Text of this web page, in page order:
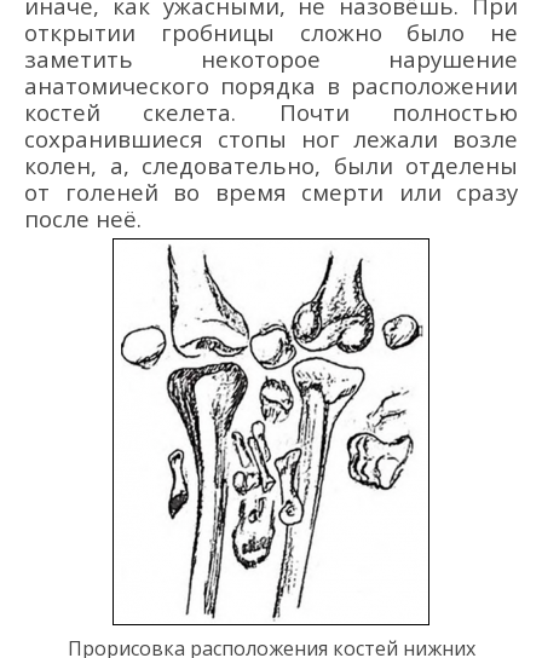
открытии гробницы сложно было не
заметить некоторое нарушение
анатомического порядка в расположении
костей скелета. Почти полностью
сохранившиеся стопы ноглежали возле
колен, а, следовательно, были отделены
от голеней во время смерти или сразу
после неё.
Прорисовка расположения костей нижних